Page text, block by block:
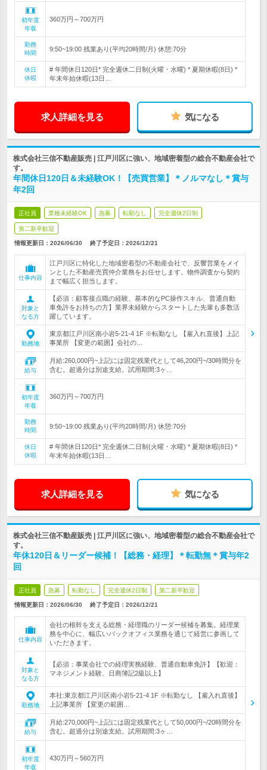
初年度
年収
360万円～700万円
勤務
時間
9:50~19:00 残業あり(平均20時間/月) 休憩:70分
休日
休暇
# 年間休日120日* 完全週休二日制(火曜・水曜) * 夏期休暇(8日) *
年末年始休暇(13日…
求人詳細を見る 気になる
株式会社三信不動産販売 | 江戸川区に強い、地域密着型の総合不動産会社で
す。
年間休日120日＆未経験OK！【売買営業】＊ノルマなし＊賞与
年2回
正社員 業種未経験OK 急募 転勤なし 完全週休2日制
第二新卒歓迎
情報更新日：2026/06/30 終了予定日： 2026/12/21
仕事内容
江戸川区に特化した地域密着型の不動産会社で、反響営業をメイ
ンとした不動産売買仲介業務をお任せします。物件調査から契約
まで幅広く担当します。
対象と
なる方
【必須：顧客接点職の経験、基本的なPC操作スキル、普通自動
車免許をお持ちの方】業界未経験からスタートした先輩も多数活
躍しています。
勤務地
東京都江戸川区南小岩5-21-4 1F ※転勤なし 【雇入れ直後】上記
事業所 【変更の範囲】会社の…
給与
月給:260,000円~上記には固定残業代として46,200円~/30時間分を
含む。超過分は別途支給。試用期間:3ヶ…
初年度
年収
360万円～700万円
勤務
時間
9:50~19:00 残業あり(平均20時間/月) 休憩:70分
休日
休暇
# 年間休日120日* 完全週休二日制(火曜・水曜) * 夏期休暇(8日) *
年末年始休暇(13日…
求人詳細を見る 気になる
株式会社三信不動産販売 | 江戸川区に強い、地域密着型の総合不動産会社で
す。
年休120日＆リーダー候補！【総務・経理】＊転勤無＊賞与年2
回
正社員 急募 転勤なし 完全週休2日制 第二新卒歓迎
情報更新日：2026/06/30 終了予定日： 2026/12/21
仕事内容
会社の根幹を支える総務・経理職のリーダー候補を募集。経理業
務を中心に、幅広いバックオフィス業務を通じて経営に参画して
いただきます。
対象と
なる方
【必須：事業会社での経理実務経験、普通自動車免許】【歓迎：
マネジメント経験、日商簿記2級以上】
勤務地
本社:東京都江戸川区南小岩5-21-4 1F ※転勤なし 【雇入れ直後】
上記事業所 【変更の範囲…
給与
月給:270,000円~上記には固定残業代として50,000円~/20時間分を
含む。超過分は別途支給。試用期間:3ヶ…
初年度
年収
430万円～560万円